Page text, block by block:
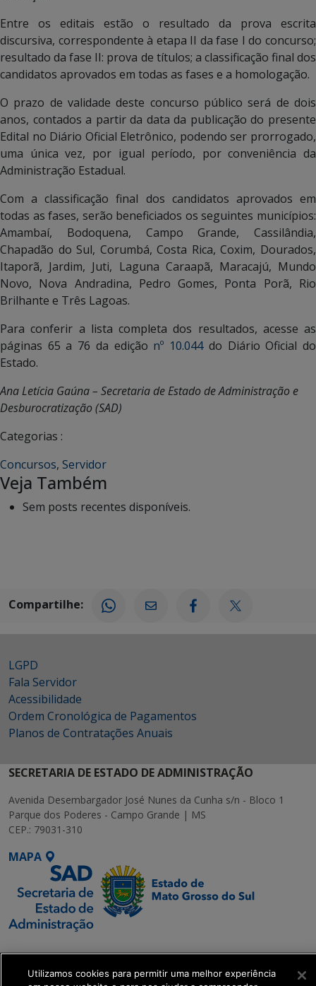
Entre os editais estão o resultado da prova escrita
discursiva, correspondente à etapa II da fase I do concurso;
resultado da fase II: prova de títulos; a classificação final dos
candidatos aprovados em todas as fases e a homologação.
O prazo de validade deste concurso público será de dois
anos, contados a partir da data da publicação do presente
Edital no Diário Oficial Eletrônico, podendo ser prorrogado,
uma única vez, por igual período, por conveniência da
Administração Estadual.
Com a classificação final dos candidatos aprovados em
todas as fases, serão beneficiados os seguintes municípios:
Amambaí, Bodoquena, Campo Grande, Cassilândia,
Chapadão do Sul, Corumbá, Costa Rica, Coxim, Dourados,
Itaporã, Jardim, Juti, Laguna Caraapã, Maracajú, Mundo
Novo, Nova Andradina, Pedro Gomes, Ponta Porã, Rio
Brilhante e Três Lagoas.
Para conferir a lista completa dos resultados, acesse as
páginas 65 a 76 da edição nº 10.044do Diário Oficial do
Estado.
Ana Letícia Gaúna – Secretaria de Estado de Administração e
Desburocratização (SAD)
Categorias :
Concursos, Servidor
Veja Também
Sem posts recentes disponíveis.
Compartilhe:
LGPD
Fala Servidor
Acessibilidade
Ordem Cronológica de Pagamentos
Planos de Contratações Anuais
SECRETARIA DE ESTADO DE ADMINISTRAÇÃO
Avenida Desembargador José Nunes da Cunha s/n - Bloco 1
Parque dos Poderes - Campo Grande | MS
CEP.: 79031-310
MAPA
SETDIG | Secretaria-
Executiva de
Utilizamos cookies para permitir uma melhor experiência